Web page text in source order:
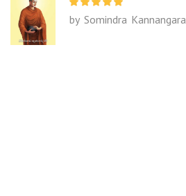
by Somindra Kannangara